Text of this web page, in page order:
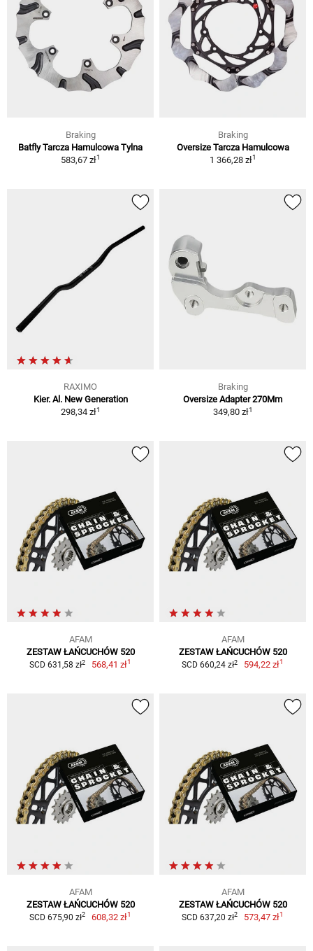
Braking
Batfly Tarcza Hamulcowa Tylna
583,67 zł1
Braking
Oversize Tarcza Hamulcowa
1 366,28 zł1
RAXIMO
Kier. Al. New Generation
298,34 zł1
Braking
Oversize Adapter 270Mm
349,80 zł1
AFAM
ZESTAW ŁAŃCUCHÓW 520
SCD 631,58 zł2 568,41 zł1
AFAM
ZESTAW ŁAŃCUCHÓW 520
SCD 660,24 zł2 594,22 zł1
AFAM
ZESTAW ŁAŃCUCHÓW 520
SCD 675,90 zł2 608,32 zł1
AFAM
ZESTAW ŁAŃCUCHÓW 520
SCD 637,20 zł2 573,47 zł1